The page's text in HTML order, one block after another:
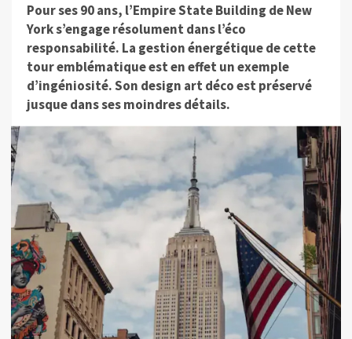
Pour ses 90 ans, l’Empire State Building de New
York s’engage résolument dans l’éco
responsabilité. La gestion énergétique de cette
tour emblématique est en effet un exemple
d’ingéniosité. Son design art déco est préservé
jusque dans ses moindres détails.